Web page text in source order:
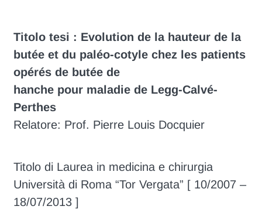
Titolo tesi : Evolution de la hauteur de la
butée et du paléo-cotyle chez les patients
opérés de butée de
hanche pour maladie de Legg-Calvé-
Perthes
Relatore: Prof. Pierre Louis Docquier
Titolo di Laurea in medicina e chirurgia
Università di Roma “Tor Vergata” [ 10/2007 –
18/07/2013 ]